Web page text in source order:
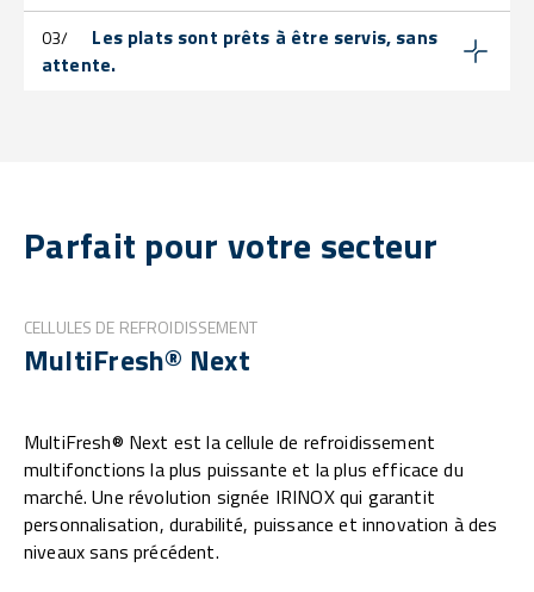
03/
Les plats sont prêts à être servis, sans
attente.
Parfait pour votre secteur
CELLULES DE REFROIDISSEMENT
MultiFresh® Next
MultiFresh® Next est la cellule de refroidissement
multifonctions la plus puissante et la plus efficace du
marché. Une révolution signée IRINOX qui garantit
personnalisation, durabilité, puissance et innovation à des
niveaux sans précédent.